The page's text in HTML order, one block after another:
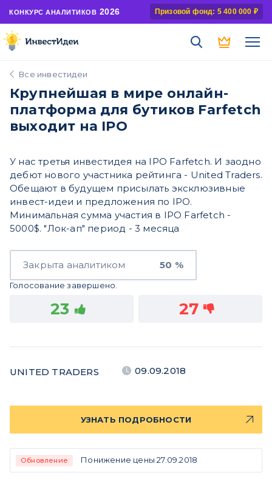
КОНКУРС АНАЛИТИКОВ 2026 Призовой фонд: 5 400 000 ₽
Все инвестидеи
Крупнейшая в мире онлайн-
платформа для бутиков Farfetch
выходит на IPO
У нас третья инвестидея на IPO Farfetch. И заодно
дебют нового участника рейтинга - United Traders.
Обещают в будущем присылать эксклюзивные
инвест-идеи и предложения по IPO.
Минимальная сумма участия в IPO Farfetch -
5000$. "Лок-ап" период - 3 месяца
Закрыта аналитиком 50 %
Голосование завершено.
23 27
UNITED TRADERS 09.09.2018
УЗНАТЬ ПОДРОБНОСТИ
Обновление Понижение цены 27.09.2018